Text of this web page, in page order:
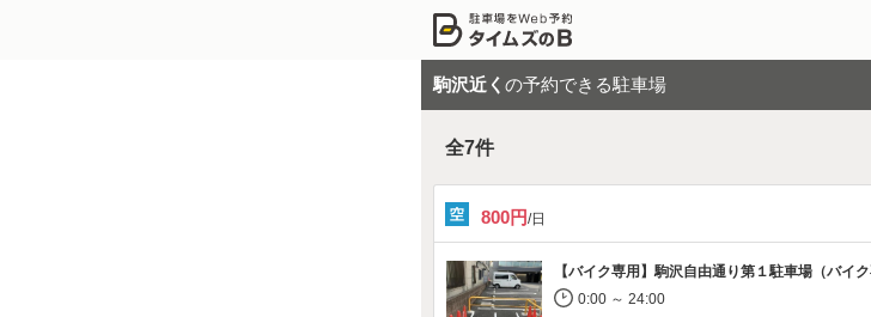
駒沢近く の予約できる駐車場
全7件
800円/日
【バイク専用】駒沢自由通り第１駐車場（バイク
0:00 ～ 24:00